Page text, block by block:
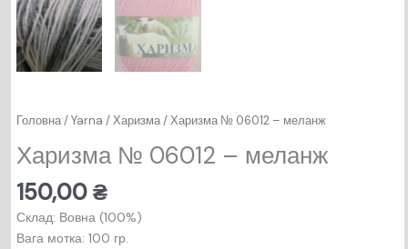
Головна/Yarna /Харизма/ Харизма № 06012 – меланж
Харизма № 06012 – меланж
150,00₴
Склад: Вовна (100%)
Вага мотка: 100 гр.